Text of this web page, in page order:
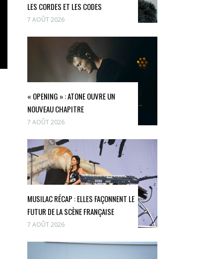
LES CORDES ET LES CODES
7 AOÛT 2026
« OPENING » : ATONE OUVRE UN
NOUVEAU CHAPITRE
7 AOÛT 2026
MUSILAC RÉCAP : ELLES FAÇONNENT LE
FUTUR DE LA SCÈNE FRANÇAISE
7 AOÛT 2026